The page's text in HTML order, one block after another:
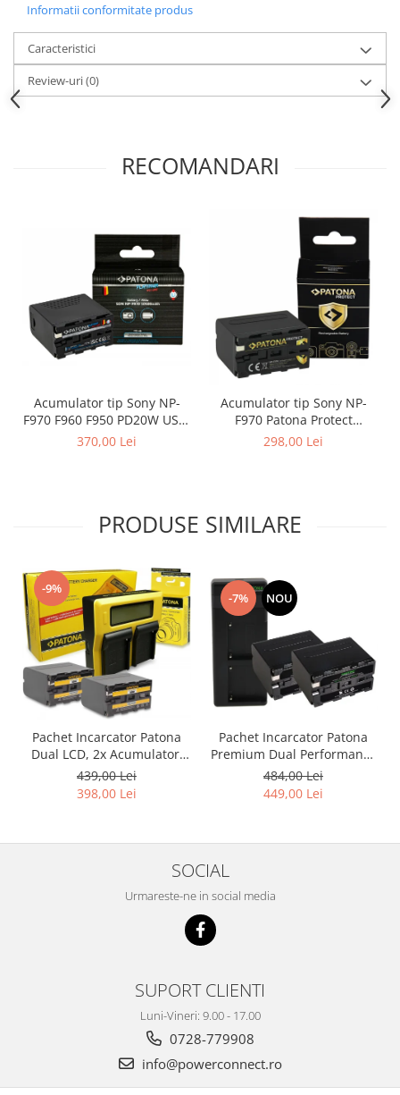
E27
Blițuri și lumini foto/video
Cablu date
Custi aparate foto-video
Incarcatoare auto
Telefoane mobile
Informatii conformitate produs
Caracteristici
Review-uri(0)
RECOMANDARI
Acumulator tip Sony NP-
F970 F960 F950 PD20W USB-
A 5V/2A 10500mAh Patona
370,00 Lei
Acumulator tip Sony NP-
F970 Patona Protect
10500mAh
298,00 Lei
PRODUSE SIMILARE
-9%
Pachet Incarcator Patona
Dual LCD, 2x Acumulatori
Patona NP-F970 pentru
Sony DSR-200, MVC-FD200,
DCR-TR7000
439,00 Lei
398,00 Lei
-7% NOU
Pachet Incarcator Patona
Premium Dual Performance
PD, 2 x Acumulatori Patona
Premium pentru Sony NP-
F970
484,00 Lei
449,00 Lei
SOCIAL
Urmareste-ne in social media
SUPORT CLIENTI
Luni-Vineri: 9.00 - 17.00
0728-779908
info@powerconnect.ro